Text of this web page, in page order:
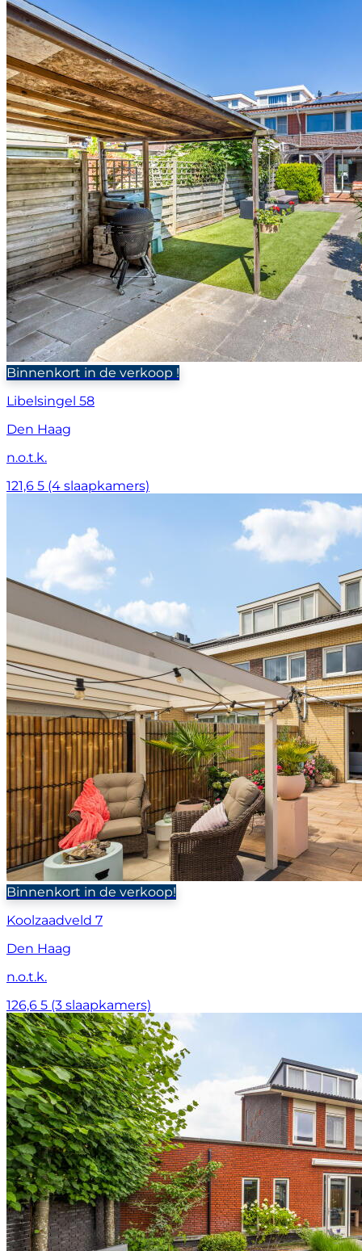
Binnenkort in de verkoop !
Libelsingel 58
Den Haag
n.o.t.k.
121,6 5 (4 slaapkamers)
Binnenkort in de verkoop!
Koolzaadveld 7
Den Haag
n.o.t.k.
126,6 5 (3 slaapkamers)